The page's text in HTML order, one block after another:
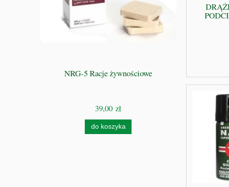
NRG-5 Racje żywnościowe
39,00 zł
do koszyka
BIBLIA
Przewodnik
Cena